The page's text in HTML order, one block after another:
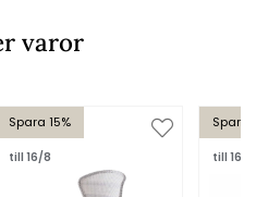
varor
Spara 15%
till 16/8
Spara
till 16/8